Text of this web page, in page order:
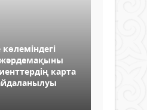
жәрдемақыны
карта